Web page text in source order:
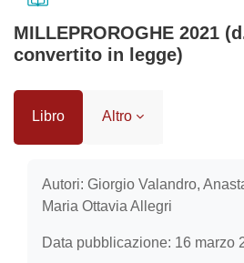
MILLEPROROGHE 2021
convertito in legge)
Libro Altro
Autori: Giorgio Valandro,
Maria Ottavia Allegri
Data pubblicazione: 16 marzo